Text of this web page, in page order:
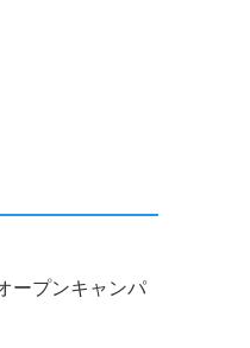
ープンキャンパ